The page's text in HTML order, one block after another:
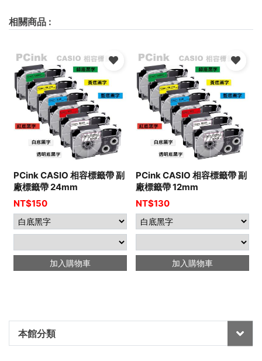
本館分類
相關商品 :
PCink CASIO 相容標籤帶 副
廠標籤帶 24mm
NT$150
加入購物車
PCink CASIO 相容標籤帶 副
廠標籤帶 12mm
NT$130
加入購物車